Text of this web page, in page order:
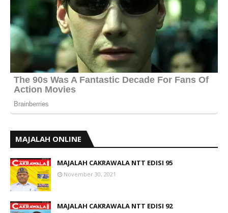
MAJALAH ONLINE
MAJALAH CAKRAWALA NTT EDISI 95
November 30, 2021
MAJALAH CAKRAWALA NTT EDISI 92